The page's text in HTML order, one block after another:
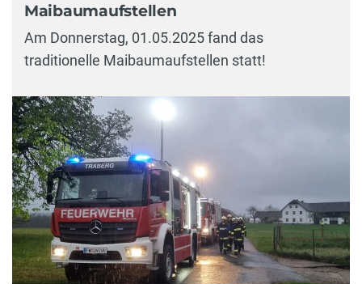
Maibaumaufstellen
Am Donnerstag, 01.05.2025 fand das
traditionelle Maibaumaufstellen statt!